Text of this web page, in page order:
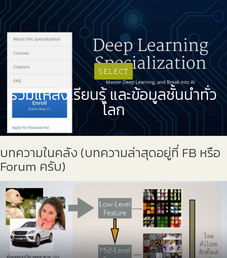
SELECT
รวมแหล่งเรียนรู้ และข้อมูลชั้นนำทั่ว
โลก
บทความในคลัง (บทความล่าสุดอยู่ที่ FB หรือ
Forum ครับ)